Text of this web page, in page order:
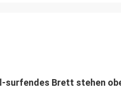
surfendes Brett stehen